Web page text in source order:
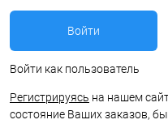
Войти как пользователь
Регистрируясь на нашем
состояние Ваших заказов,